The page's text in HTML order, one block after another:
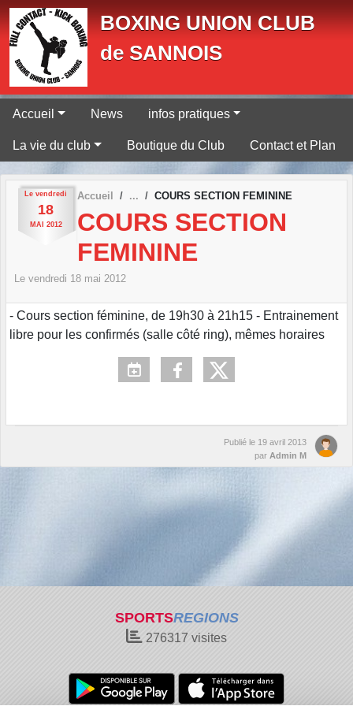
BOXING UNION CLUB
de SANNOIS
Accueil News infos pratiques
La vie du club Boutique du Club Contact et Plan
Le vendredi
18
MAI 2012
Accueil COURS SECTION FEMININE
COURS SECTION
FEMININE
Le vendredi 18 mai 2012
- Cours section féminine, de 19h30 à 21h15 - Entrainement
libre pour les confirmés (salle côté ring), mêmes horaires
Publié le 19 avril 2013
par Admin M
SPORTSREGIONS
276317 visites
Panneau de gestion des cookies